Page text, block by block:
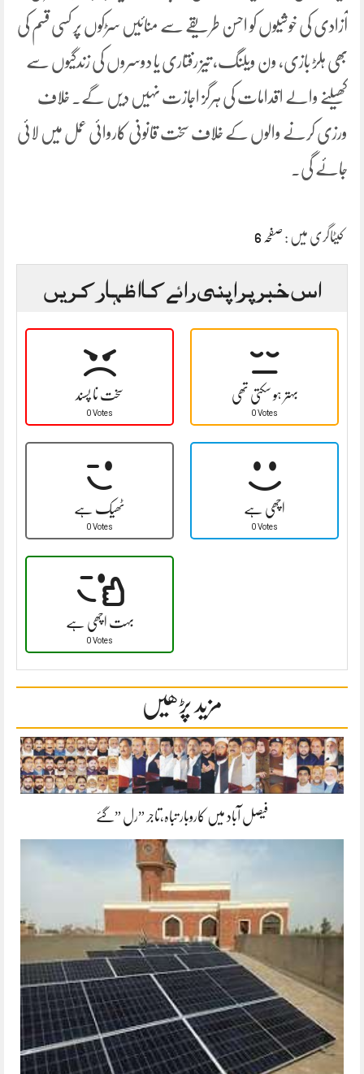
آزادی کی خوشیوں کو احسن طریقے سے منائیں سڑکوں پر کسی قسم کی
بھی ہلڑ بازی، ون ویلنگ، تیز رفتاری یا دوسروں کی زندگیوں سے
کھیلنے والے اقدامات کی ہرگز اجازت نہیں دیں گے۔ خلاف
ورزی کرنے والوں کے خلاف سخت قانونی کاروائی عمل میں لائی
جائے گی۔
کیٹاگری میں : صفحہ 6
اس خبر پر اپنی رائے کا اظہار کریں
سخت نا پسند
0 Votes
بہتر ہو سکتی تھی
0 Votes
ٹھیک ہے
0 Votes
اچھی ہے
0 Votes
بہت اچھی ہے
0 Votes
مزید پڑھیں
فیصل آباد میں کاروبار تباہ،تاجر ”رل ”گئے